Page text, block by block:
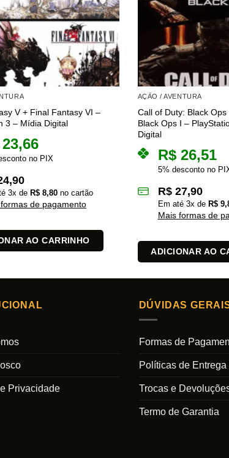
V + Final Fantasy VI –
3 – Mídia Digital
23,66
no PIX
3x de R$ 8,80 no cartão
de pagamento
AO CARRINHO
AÇÃO / AVENTURA
Call of Duty: Black
Black Ops I –
Digital
R$26,51
5% desconto no
R$27,90
Em até 3x de R$
Mais formas de
ADICIONAR AO
Privacidade
DÚVIDAS
Formas de
Políticas de Entrega
Trocas e
Termo de Garantia